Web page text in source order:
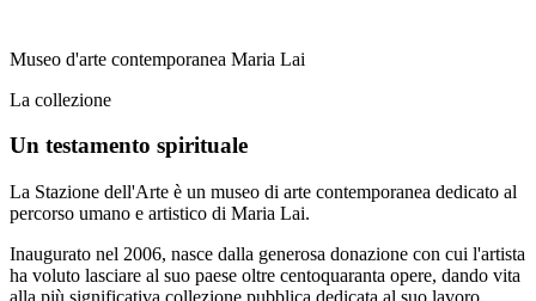
Museo d'arte contemporanea Maria Lai
La collezione
Un testamento spirituale
La Stazione dell'Arte è un museo di arte contemporanea dedicato al
percorso umano e artistico di Maria Lai.
Inaugurato nel 2006, nasce dalla generosa donazione con cui l'artista
ha voluto lasciare al suo paese oltre centoquaranta opere, dando vita